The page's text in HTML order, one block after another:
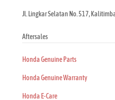
Jl. Lingkar Selatan No. 517,
Aftersales
Honda Genuine Parts
Honda Genuine Warranty
Honda E-Care